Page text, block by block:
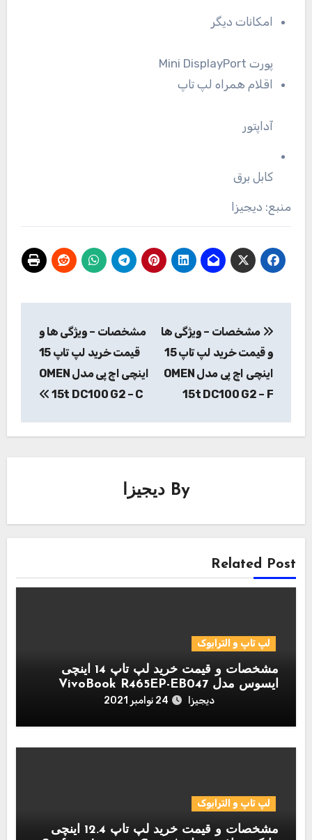
امکانات دیگر
پورت Mini DisplayPort
اقلام همراه لپ تاپ
آداپتور
کابل برق
منبع: دیجیزا
نوشته
مشخصات – ویژگی ها
و قیمت خرید لپ تاپ 15
اینچی اچ پی مدل OMEN
15t DC100 G2 – F
مشخصات – ویژگی ها و
قیمت خرید لپ تاپ 15
اینچی اچ پی مدل OMEN
15t DC100 G2 – C
By دیجیزا
Related Post
لپ تاپ و الترابوک
مشخصات و قیمت خرید لپ تاپ 14 اینچی
ایسوس مدل VivoBook R465EP-EB047
دیجیزا 24 نوامبر 2021
لپ تاپ و الترابوک
مشخصات و قیمت خرید لپ تاپ 12.4 اینچی